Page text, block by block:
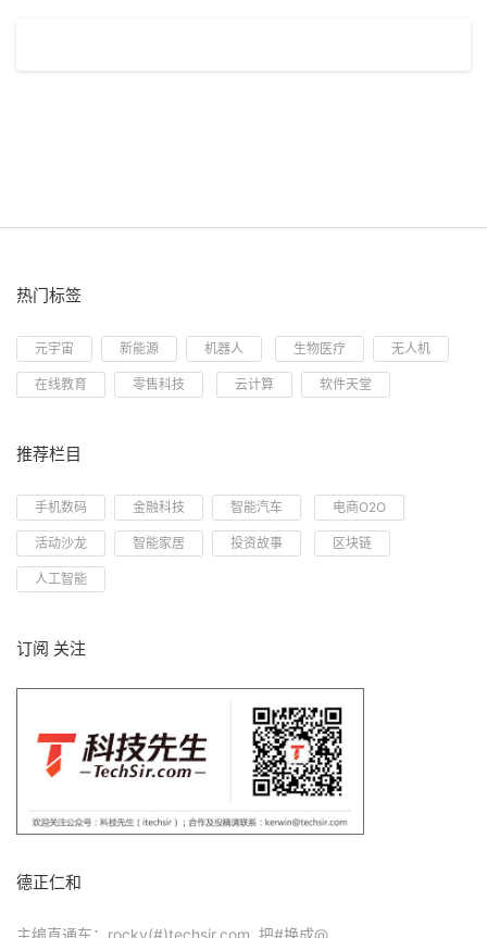
热门标签
元宇宙 新能源 机器人 生物医疗 无人机
在线教育 零售科技 云计算 软件天堂
推荐栏目
手机数码 金融科技 智能汽车 电商O2O
活动沙龙 智能家居 投资故事 区块链
人工智能
订阅 关注
德正仁和